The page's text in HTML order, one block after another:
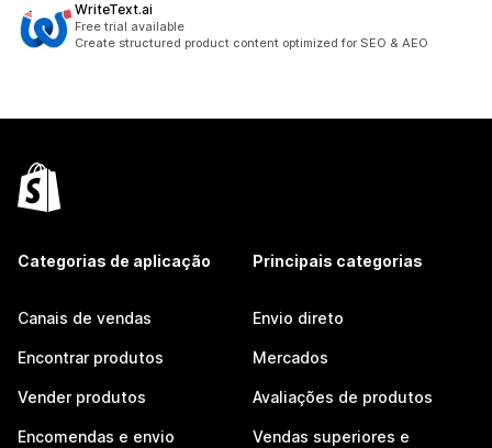
WriteText.ai
Free trial available
Create structured product content optimized for SEO & AEO
Categorias de aplicação
Canais de vendas
Encontrar produtos
Vender produtos
Encomendas e envio
Principais categorias
Envio direto
Mercados
Avaliações de produtos
Vendas superiores e